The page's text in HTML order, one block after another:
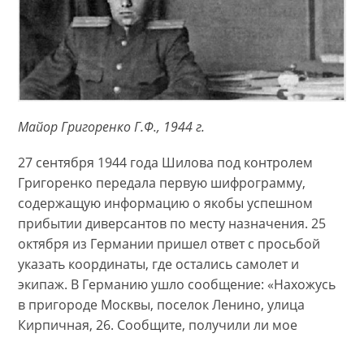
Майор Григоренко Г.Ф., 1944 г.
27 сентября 1944 года Шилова под контролем
Григоренко передала первую шифрограмму,
содержащую информацию о якобы успешном
прибытии диверсантов по месту назначения. 25
октября из Германии пришел ответ с просьбой
указать координаты, где остались самолет и
экипаж. В Германию ушло сообщение: «Нахожусь
в пригороде Москвы, поселок Ленино, улица
Кирпичная, 26. Сообщите, получили ли мое